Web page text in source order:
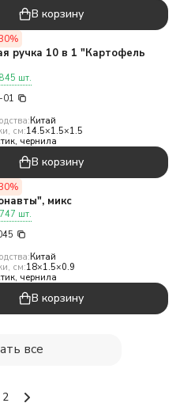
В корзину
ручка 10 в 1 "Картофель
шт.
01
Китай
см:14.5×1.5×1.5
чернила
В корзину
микс
шт.
Китай
см:18×1.5×0.9
чернила
В корзину
все
2